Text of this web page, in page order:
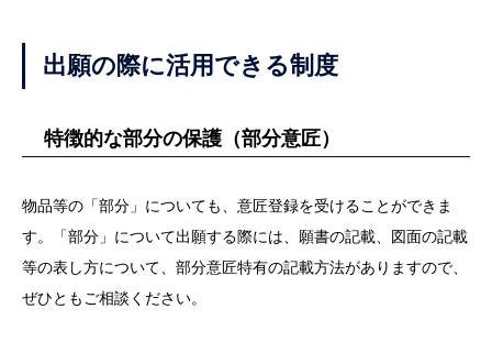
出願の際に活用できる制度
特徴的な部分の保護（部分意匠）
物品等の「部分」についても、意匠登録を受けることができま
す。「部分」について出願する際には、願書の記載、図面の記載
等の表し方について、部分意匠特有の記載方法がありますので、
ぜひともご相談ください。